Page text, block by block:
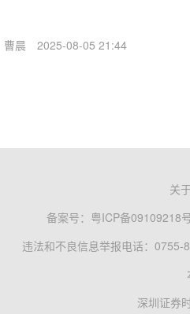
曹晨 2025-08-05 21:44
关
备案号： 粤ICP备09109218
违法和不良信息举报电话：0755-
深圳证券